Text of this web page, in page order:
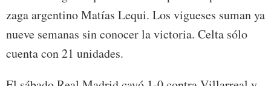
zaga argentino Matías Lequi. Los vigueses suman ya
nueve semanas sin conocer la victoria. Celta sólo
cuenta con 21 unidades.